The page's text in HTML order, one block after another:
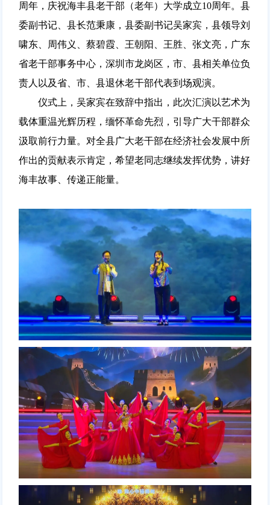
周年，庆祝海丰县老干部（老年）大学成立10周年。县
委副书记、县长范秉康，县委副书记吴家宾，县领导刘
啸东、周伟义、蔡碧霞、王朝阳、王胜、张文亮，广东
省老干部事务中心，深圳市龙岗区，市、县相关单位负
责人以及省、市、县退休老干部代表到场观演。
仪式上，吴家宾在致辞中指出，此次汇演以艺术为
载体重温光辉历程，缅怀革命先烈，引导广大干部群众
汲取前行力量。对全县广大老干部在经济社会发展中所
作出的贡献表示肯定，希望老同志继续发挥优势，讲好
海丰故事、传递正能量。